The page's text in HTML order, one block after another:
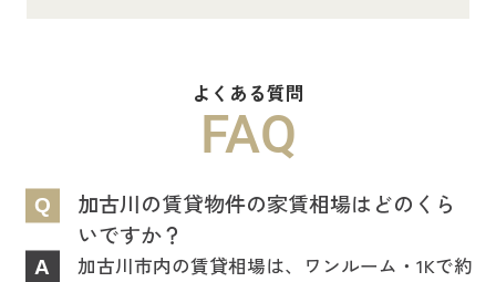
よくある質問
FAQ
Q
加古川の賃貸物件の家賃相場はどのくら
いですか？
A
加古川市内の賃貸相場は、ワンルーム・1Kで約